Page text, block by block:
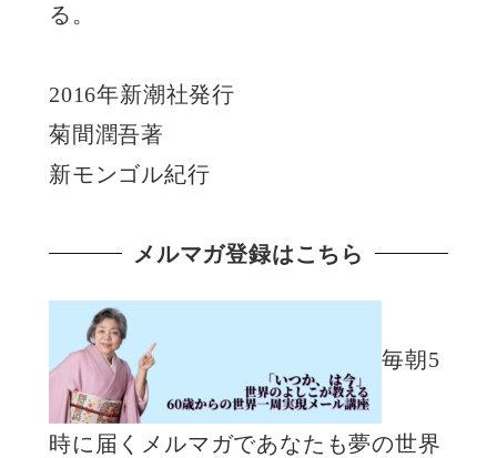
る。
2016年新潮社発行
菊間潤吾著
新モンゴル紀行
メルマガ登録はこちら
毎朝5
時に届くメルマガであなたも夢の世界